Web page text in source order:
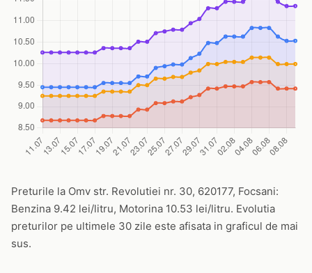
Preturile la Omv str. Revolutiei nr. 30, 620177, Focsani:
Benzina 9.42 lei/litru, Motorina 10.53 lei/litru. Evolutia
preturilor pe ultimele 30 zile este afisata in graficul de mai
sus.